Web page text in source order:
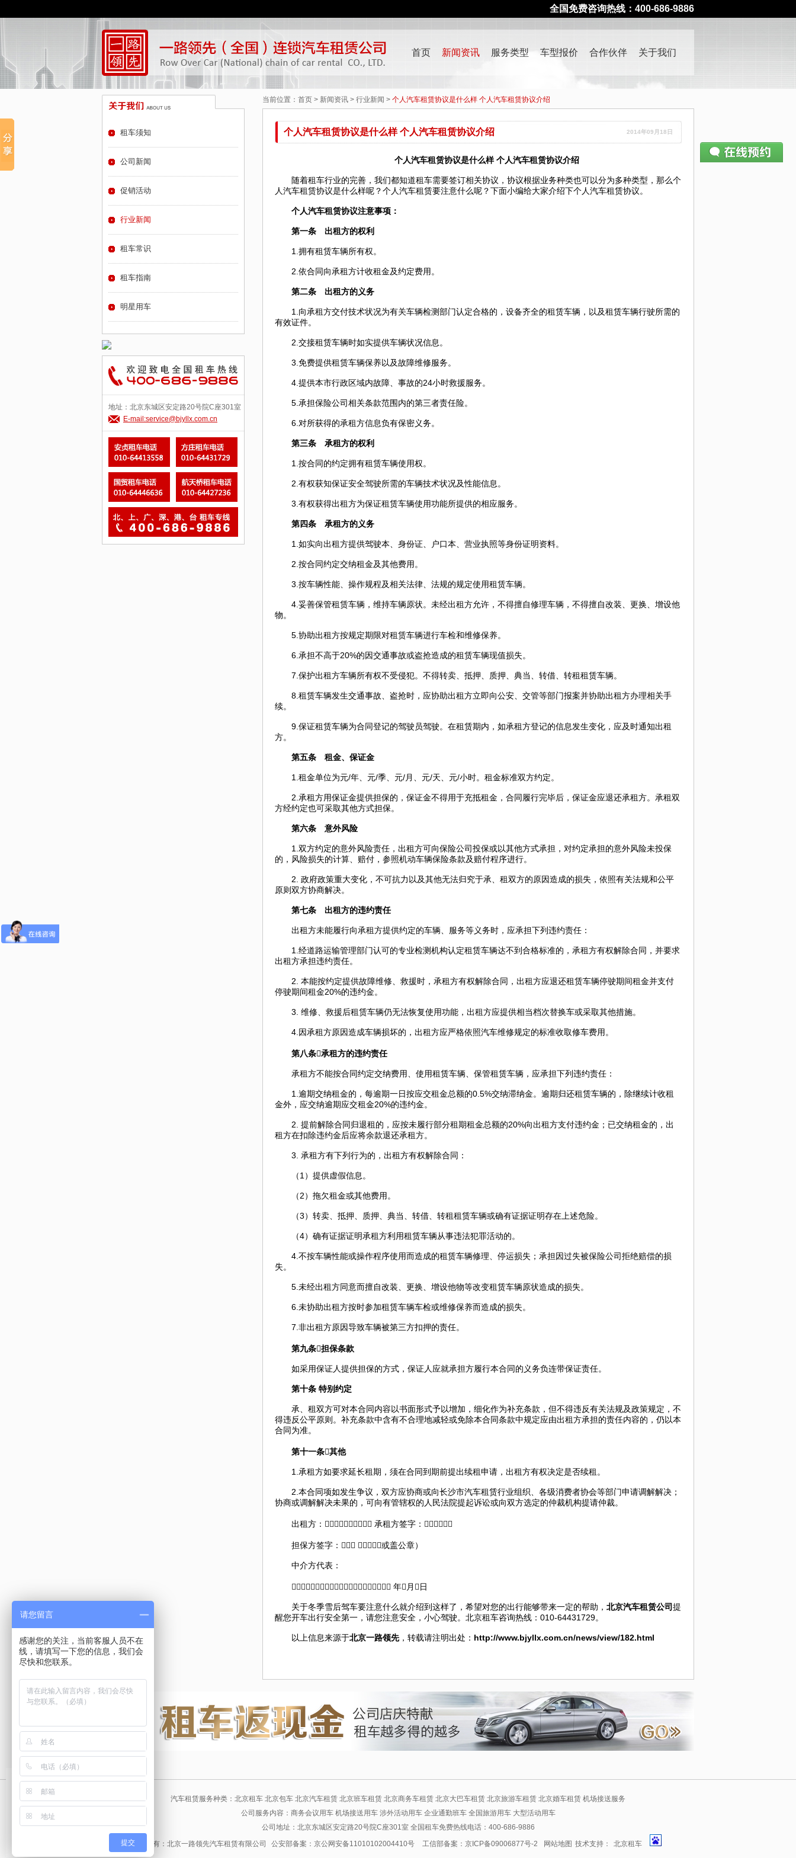
全国免费咨询热线：400-686-9886
首页 新闻资讯 服务类型 车型报价 合作伙伴 关于我们
当前位置： 首页 > 新闻资讯 > 行业新闻 > 个人汽车租赁协议是什么样 个人汽车租赁协议介绍
2014年09月18日
个人汽车租赁协议是什么样 个人汽车租赁协议介绍
个人汽车租赁协议是什么样 个人汽车租赁协议介绍
随着租车行业的完善，我们都知道租车需要签订相关协议，协议根据业务种类也可以分为多种类型，那么个
人汽车租赁协议是什么样呢？个人汽车租赁要注意什么呢？下面小编给大家介绍下个人汽车租赁协议。
个人汽车租赁协议注意事项：
第一条 出租方的权利
1.拥有租赁车辆所有权。
2.依合同向承租方计收租金及约定费用。
第二条 出租方的义务
1.向承租方交付技术状况为有关车辆检测部门认定合格的，设备齐全的租赁车辆，以及租赁车辆行驶所需的
有效证件。
2.交接租赁车辆时如实提供车辆状况信息。
3.免费提供租赁车辆保养以及故障维修服务。
4.提供本市行政区域内故障、事故的24小时救援服务。
5.承担保险公司相关条款范围内的第三者责任险。
6.对所获得的承租方信息负有保密义务。
第三条 承租方的权利
1.按合同的约定拥有租赁车辆使用权。
2.有权获知保证安全驾驶所需的车辆技术状况及性能信息。
3.有权获得出租方为保证租赁车辆使用功能所提供的相应服务。
第四条 承租方的义务
1.如实向出租方提供驾驶本、身份证、户口本、营业执照等身份证明资料。
2.按合同约定交纳租金及其他费用。
3.按车辆性能、操作规程及相关法律、法规的规定使用租赁车辆。
4.妥善保管租赁车辆，维持车辆原状。未经出租方允许，不得擅自修理车辆，不得擅自改装、更换、增设他
物。
5.协助出租方按规定期限对租赁车辆进行车检和维修保养。
6.承担不高于20%的因交通事故或盗抢造成的租赁车辆现值损失。
7.保护出租方车辆所有权不受侵犯。不得转卖、抵押、质押、典当、转借、转租租赁车辆。
8.租赁车辆发生交通事故、盗抢时，应协助出租方立即向公安、交管等部门报案并协助出租方办理相关手
续。
9.保证租赁车辆为合同登记的驾驶员驾驶。在租赁期内，如承租方登记的信息发生变化，应及时通知出租
方。
第五条 租金、保证金
1.租金单位为元/年、元/季、元/月、元/天、元/小时。租金标准双方约定。
2.承租方用保证金提供担保的，保证金不得用于充抵租金，合同履行完毕后，保证金应退还承租方。承租双
方经约定也可采取其他方式担保。
第六条 意外风险
1.双方约定的意外风险责任，出租方可向保险公司投保或以其他方式承担，对约定承担的意外风险未投保
的，风险损失的计算、赔付，参照机动车辆保险条款及赔付程序进行。
2. 政府政策重大变化，不可抗力以及其他无法归究于承、租双方的原因造成的损失，依照有关法规和公平
原则双方协商解决。
第七条 出租方的违约责任
出租方未能履行向承租方提供约定的车辆、服务等义务时，应承担下列违约责任：
1.经道路运输管理部门认可的专业检测机构认定租赁车辆达不到合格标准的，承租方有权解除合同，并要求
出租方承担违约责任。
2. 本能按约定提供故障维修、救援时，承租方有权解除合同，出租方应退还租赁车辆停驶期间租金并支付
停驶期间租金20%的违约金。
3. 维修、救援后租赁车辆仍无法恢复使用功能，出租方应提供相当档次替换车或采取其他措施。
4.因承租方原因造成车辆损坏的，出租方应严格依照汽车维修规定的标准收取修车费用。
第八条承租方的违约责任
承租方不能按合同约定交纳费用、使用租赁车辆、保管租赁车辆，应承担下列违约责任：
1.逾期交纳租金的，每逾期一日按应交租金总额的0.5%交纳滞纳金。逾期归还租赁车辆的，除继续计收租
金外，应交纳逾期应交租金20%的违约金。
2. 提前解除合同归退租的，应按未履行部分租期租金总额的20%向出租方支付违约金；已交纳租金的，出
租方在扣除违约金后应将余款退还承租方。
3. 承租方有下列行为的，出租方有权解除合同：
（1）提供虚假信息。
（2）拖欠租金或其他费用。
（3）转卖、抵押、质押、典当、转借、转租租赁车辆或确有证据证明存在上述危险。
（4）确有证据证明承租方利用租赁车辆从事违法犯罪活动的。
4.不按车辆性能或操作程序使用而造成的租赁车辆修理、停运损失；承担因过失被保险公司拒绝赔偿的损
失。
5.未经出租方同意而擅自改装、更换、增设他物等改变租赁车辆原状造成的损失。
6.未协助出租方按时参加租赁车辆车检或维修保养而造成的损失。
7.非出租方原因导致车辆被第三方扣押的责任。
第九条担保条款
如采用保证人提供担保的方式，保证人应就承担方履行本合同的义务负连带保证责任。
第十条 特别约定
承、租双方可对本合同内容以书面形式予以增加，细化作为补充条款，但不得违反有关法规及政策规定，不
得违反公平原则。补充条款中含有不合理地减轻或免除本合同条款中规定应由出租方承担的责任内容的，仍以本
合同为准。
第十一条其他
1.承租方如要求延长租期，须在合同到期前提出续租申请，出租方有权决定是否续租。
2.本合同项如发生争议，双方应协商或向长沙市汽车租赁行业组织、各级消费者协会等部门申请调解解决；
协商或调解解决未果的，可向有管辖权的人民法院提起诉讼或向双方选定的仲裁机构提请仲裁。
出租方： 承租方签字：
担保方签字： （或盖公章）
中介方代表：
 年月日
关于冬季雪后驾车要注意什么就介绍到这样了，希望对您的出行能够带来一定的帮助， 北京汽车租赁公司提
醒您开车出行安全第一，请您注意安全，小心驾驶。北京租车咨询热线：010-64431729。
以上信息来源于北京一路领先，转载请注明出处： http://www.bjyllx.com.cn/news/view/182.html
租车须知
公司新闻
促销活动
行业新闻
租车常识
租车指南
明星用车
地址：北京东城区安定路20号院C座301室
E-mail:service@bjyllx.com.cn
汽车租赁服务种类：北京租车 北京包车 北京汽车租赁 北京班车租赁 北京商务车租赁 北京大巴车租赁 北京旅游车租赁 北京婚车租赁 机场接送服务
公司服务内容：商务会议用车 机场接送用车 涉外活动用车 企业通勤班车 全国旅游用车 大型活动用车
公司地址：北京东城区安定路20号院C座301室 全国租车免费热线电话：400-686-9886
版权所有：北京一路领先汽车租赁有限公司
公安部备案：京公网安备11010102004410号 工信部备案：京ICP备09006877号-2 网站地图 技术支持： 北京租车
—— 如有疑问请致电
请您留言
感谢您的关注，当前客服人员不在
线，请填写一下您的信息，我们会
尽快和您联系。
提交